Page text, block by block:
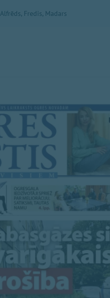
Alfrēds, Fredis, Madars